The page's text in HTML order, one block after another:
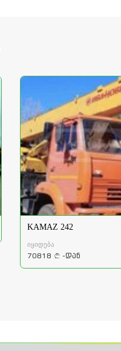
KAMAZ 242
იყიდება
70818 a -დან